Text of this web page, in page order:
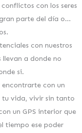
con los seres
parte del día o…
con nuestros
llevan a donde no
si.
con un
tu vida, vivir sin tanto
un GPS interior que
tiempo ese poder